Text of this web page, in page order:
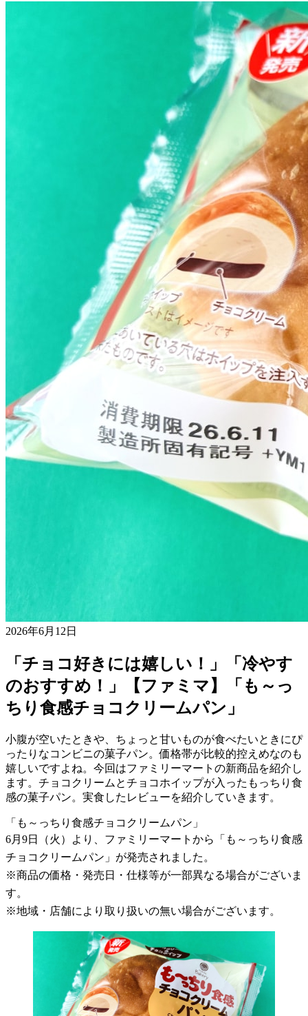
2026年6月12日
「チョコ好きには嬉しい！」「冷やす
のおすすめ！」【ファミマ】「も～っ
ちり食感チョコクリームパン」
小腹が空いたときや、ちょっと甘いものが食べたいときにぴ
ったりなコンビニの菓子パン。価格帯が比較的控えめなのも
嬉しいですよね。今回はファミリーマートの新商品を紹介し
ます。チョコクリームとチョコホイップが入ったもっちり食
感の菓子パン。実食したレビューを紹介していきます。
「も～っちり食感チョコクリームパン」
6月9日（火）より、ファミリーマートから「も～っちり食感
チョコクリームパン」が発売されました。
※商品の価格・発売日・仕様等が一部異なる場合がございま
す。
※地域・店舗により取り扱いの無い場合がございます。